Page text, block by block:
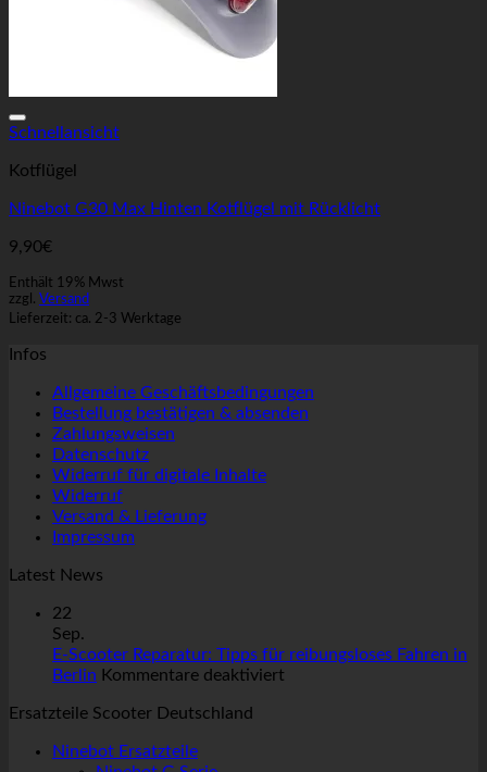
Schnellansicht
Kotflügel
Ninebot G30 Max Hinten Kotflügel mit Rücklicht
9,90€
Enthält 19% Mwst
zzgl. Versand
Lieferzeit: ca. 2-3 Werktage
Infos
Allgemeine Geschäftsbedingungen
Bestellung bestätigen & absenden
Zahlungsweisen
Datenschutz
Widerruf für digitale Inhalte
Widerruf
Versand & Lieferung
Impressum
Latest News
22
Sep.
E-Scooter Reparatur: Tipps für reibungsloses Fahren in
Berlin Kommentare deaktiviert
Ersatzteile Scooter Deutschland
Ninebot Ersatzteile